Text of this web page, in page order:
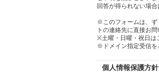
回答が得られない場合
※このフォームは、ず
トの連絡先に直接お問
※土曜・日曜・祝日は
※ドメイン指定受信を
個人情報保護方針